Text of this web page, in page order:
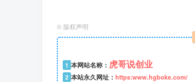
© 版权声明
1 本网站名称： 虎哥说创业
2 本站永久网址： https:www.hgboke.com/